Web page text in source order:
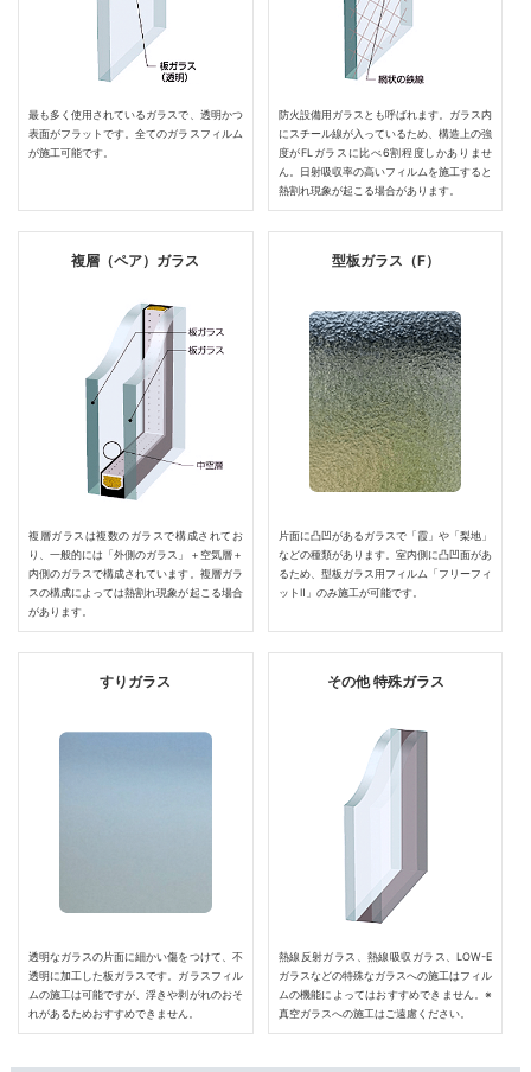
最も多く使用されているガラスで、透明かつ
表面がフラットです。全てのガラスフィルム
が施工可能です。
防火設備用ガラスとも呼ばれます。ガラス内
にスチール線が入っているため、構造上の強
度がFLガラスに比べ6割程度しかありませ
ん。日射吸収率の高いフィルムを施工すると
熱割れ現象が起こる場合があります。
複層（ペア）ガラス
複層ガラスは複数のガラスで構成されてお
り、一般的には「外側のガラス」＋空気層＋
内側のガラスで構成されています。複層ガラ
スの構成によっては熱割れ現象が起こる場合
があります。
型板ガラス（F）
片面に凸凹があるガラスで「霞」や「梨地」
などの種類があります。室内側に凸凹面があ
るため、型板ガラス用フィルム「フリーフィ
ットⅡ」のみ施工が可能です。
すりガラス
透明なガラスの片面に細かい傷をつけて、不
透明に加工した板ガラスです。ガラスフィル
ムの施工は可能ですが、浮きや剥がれのおそ
れがあるためおすすめできません。
その他 特殊ガラス
熱線反射ガラス、熱線吸収ガラス、LOW-E
ガラスなどの特殊なガラスへの施工はフィル
ムの機能によってはおすすめできません。※
真空ガラスへの施工はご遠慮ください。